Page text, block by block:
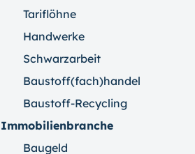
Tariflöhne
Handwerke
Schwarzarbeit
Baustoff(fach)handel
Baustoff-Recycling
Immobilienbranche
Baugeld